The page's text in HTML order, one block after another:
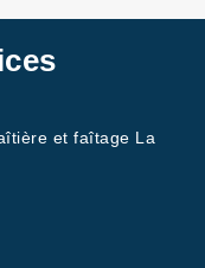
et faîtage La